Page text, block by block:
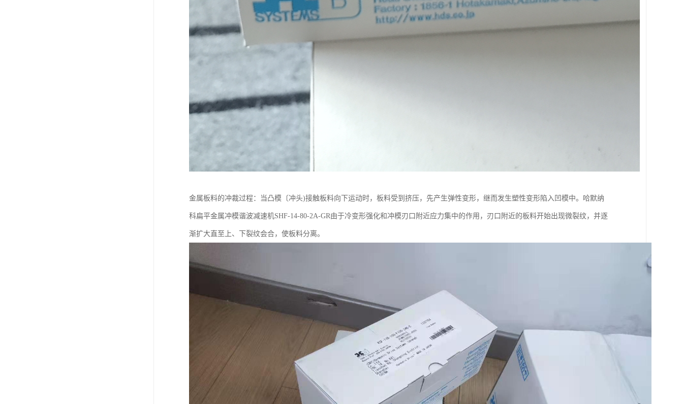
金属板料的冲裁过程：当凸模〔冲头)接触板料向下运动时，板料受到挤压，先产生弹性变形，继而发生塑性变形陷入凹模中。哈默纳
科扁平金属冲模谐波减速机SHF-14-80-2A-GR由于冷变形强化和冲模刃口附近应力集中的作用，刃口附近的板料开始出现微裂纹，并逐
渐扩大直至上、下裂纹会合，使板料分离。